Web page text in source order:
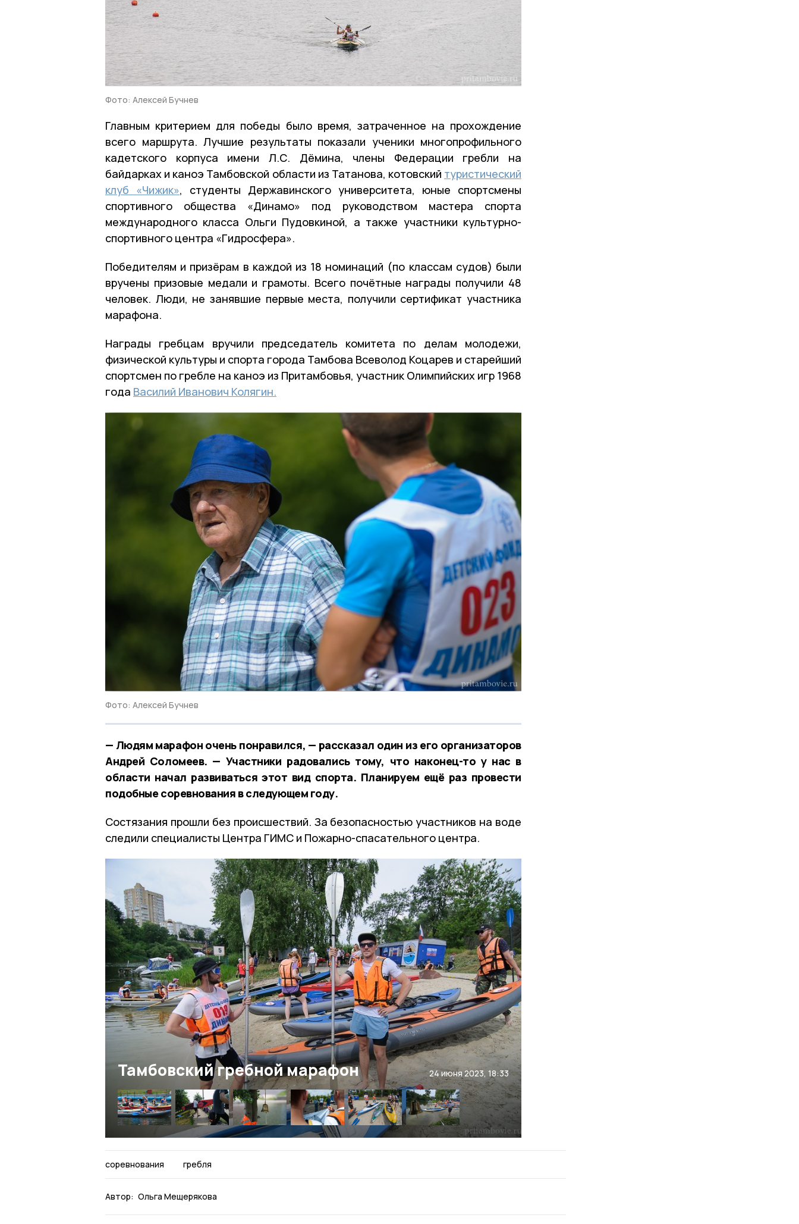
Фото: Алексей Бучнев
Главным критерием для победы было время, затраченное на прохождение
всего маршрута. Лучшие результаты показали ученики многопрофильного
кадетского корпуса имени Л.С. Дёмина, члены Федерации гребли на
байдарках и каноэ Тамбовской области из Татанова, котовский туристический
клуб «Чижик», студенты Державинского университета, юные спортсмены
спортивного общества «Динамо» под руководством мастера спорта
международного класса Ольги Пудовкиной, а также участники культурно-
спортивного центра «Гидросфера».
Победителям и призёрам в каждой из 18 номинаций (по классам судов) были
вручены призовые медали и грамоты. Всего почётные награды получили 48
человек. Люди, не занявшие первые места, получили сертификат участника
марафона.
Награды гребцам вручили председатель комитета по делам молодежи,
физической культуры и спорта города Тамбова Всеволод Коцарев и старейший
спортсмен по гребле на каноэ из Притамбовья, участник Олимпийских игр 1968
года Василий Иванович Колягин.
Фото: Алексей Бучнев
— Людям марафон очень понравился, — рассказал один из его организаторов
Андрей Соломеев. — Участники радовались тому, что наконец-то у нас в
области начал развиваться этот вид спорта. Планируем ещё раз провести
подобные соревнования в следующем году.
Состязания прошли без происшествий. За безопасностью участников на воде
следили специалисты Центра ГИМС и Пожарно-спасательного центра.
Тамбовский гребной марафон 24 июня 2023, 18:33
соревнования гребля
Автор: Ольга Мещерякова